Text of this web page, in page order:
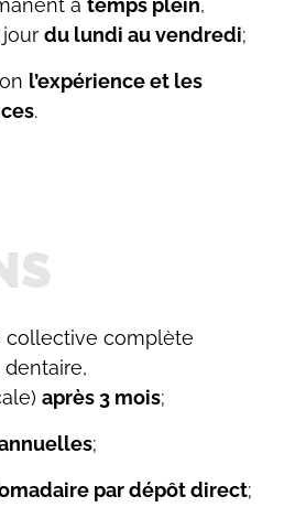
à temps plein,
du lundi au vendredi;
l’expérience et les
.
collective complète
après 3 mois;
;
par dépôt direct;